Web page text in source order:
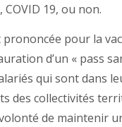
19, ou non.
prononcée pour la
d’un « pass
qui sont dans
des collectivités
de maintenir